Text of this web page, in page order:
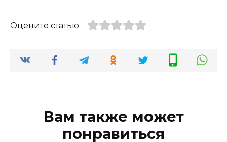
Оцените статью
Вам также может
понравиться